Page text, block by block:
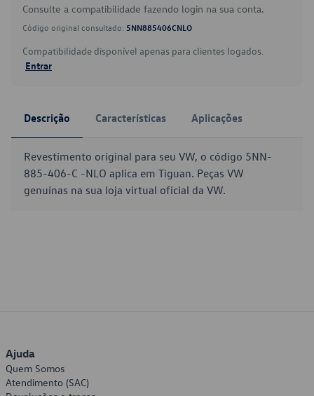
Consulte a compatibilidade fazendo login na sua conta.
Código original consultado: 5NN885406CNLO
Compatibilidade disponível apenas para clientes logados.
Entrar
Descrição Características Aplicações
Revestimento original para seu VW, o código 5NN-
885-406-C -NLO aplica em Tiguan. Peças VW
genuínas na sua loja virtual oficial da VW.
Ajuda
Quem Somos
Atendimento (SAC)